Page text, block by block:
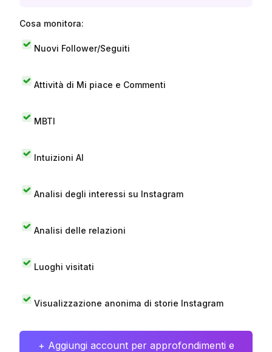
Cosa monitora:
Nuovi Follower/Seguiti
Attività di Mi piace e Commenti
MBTI
Intuizioni AI
Analisi degli interessi su Instagram
Analisi delle relazioni
Luoghi visitati
Visualizzazione anonima di storie Instagram
+ Aggiungi account per approfondimenti e